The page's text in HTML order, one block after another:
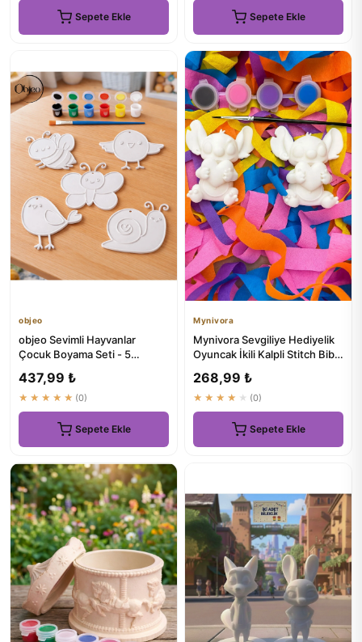
Sepete Ekle Sepete Ekle
objeo
objeo Sevimli Hayvanlar
Çocuk Boyama Seti - 5
437,99 ₺
★★★★★ (0)
Sepete Ekle
Mynivora
Mynivora Sevgiliye Hediyelik
Oyuncak İkili Kalpli Stitch Biblo
268,99 ₺
★★★★★ (0)
Sepete Ekle